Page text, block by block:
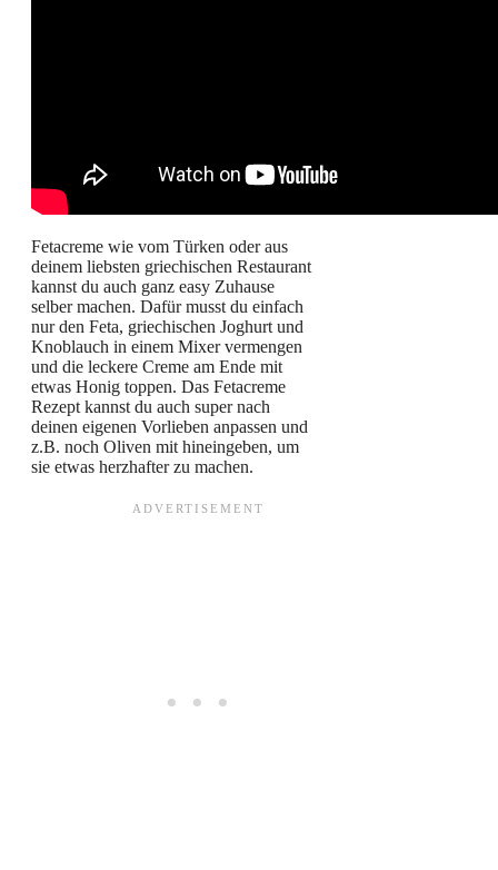
Fetacreme wie vom Türken oder aus
deinem liebsten griechischen Restaurant
kannst du auch ganz easy Zuhause
selber machen. Dafür musst du einfach
nur den Feta, griechischen Joghurt und
Knoblauch in einem Mixer vermengen
und die leckere Creme am Ende mit
etwas Honig toppen. Das Fetacreme
Rezept kannst du auch super nach
deinen eigenen Vorlieben anpassen und
z.B. noch Oliven mit hineingeben, um
sie etwas herzhafter zu machen.